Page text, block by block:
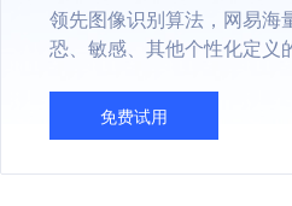
领先图像识别算法，网易海
恐、敏感、其他个性化定义
免费试用